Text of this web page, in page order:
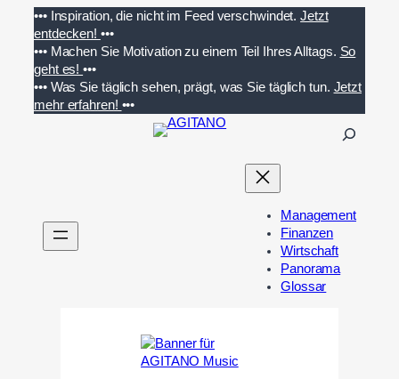
Inhalt
springen
••• Inspiration, die nicht im Feed verschwindet. Jetzt
entdecken! •••
••• Machen Sie Motivation zu einem Teil Ihres Alltags. So
geht es!•••
••• Was Sie täglich sehen, prägt, was Sie täglich tun. Jetzt
mehr erfahren! •••
n
Management
Finanzen
Wirtschaft
Panorama
Glossar